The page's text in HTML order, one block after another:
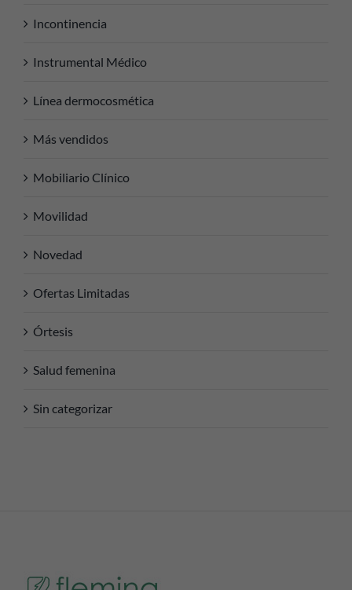
Incontinencia
Instrumental Médico
Línea dermocosmética
Más vendidos
Mobiliario Clínico
Movilidad
Novedad
Ofertas Limitadas
Órtesis
Salud femenina
Sin categorizar